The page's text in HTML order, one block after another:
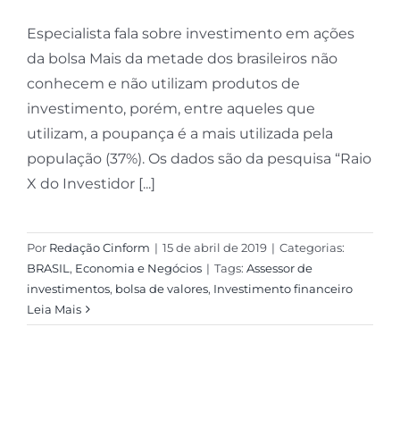
Especialista fala sobre investimento em ações
da bolsa Mais da metade dos brasileiros não
conhecem e não utilizam produtos de
investimento, porém, entre aqueles que
utilizam, a poupança é a mais utilizada pela
população (37%). Os dados são da pesquisa “Raio
X do Investidor [...]
Por Redação Cinform | 15 de abril de 2019 | Categorias:
BRASIL, Economia e Negócios | Tags: Assessor de
investimentos, bolsa de valores, Investimento financeiro
Leia Mais